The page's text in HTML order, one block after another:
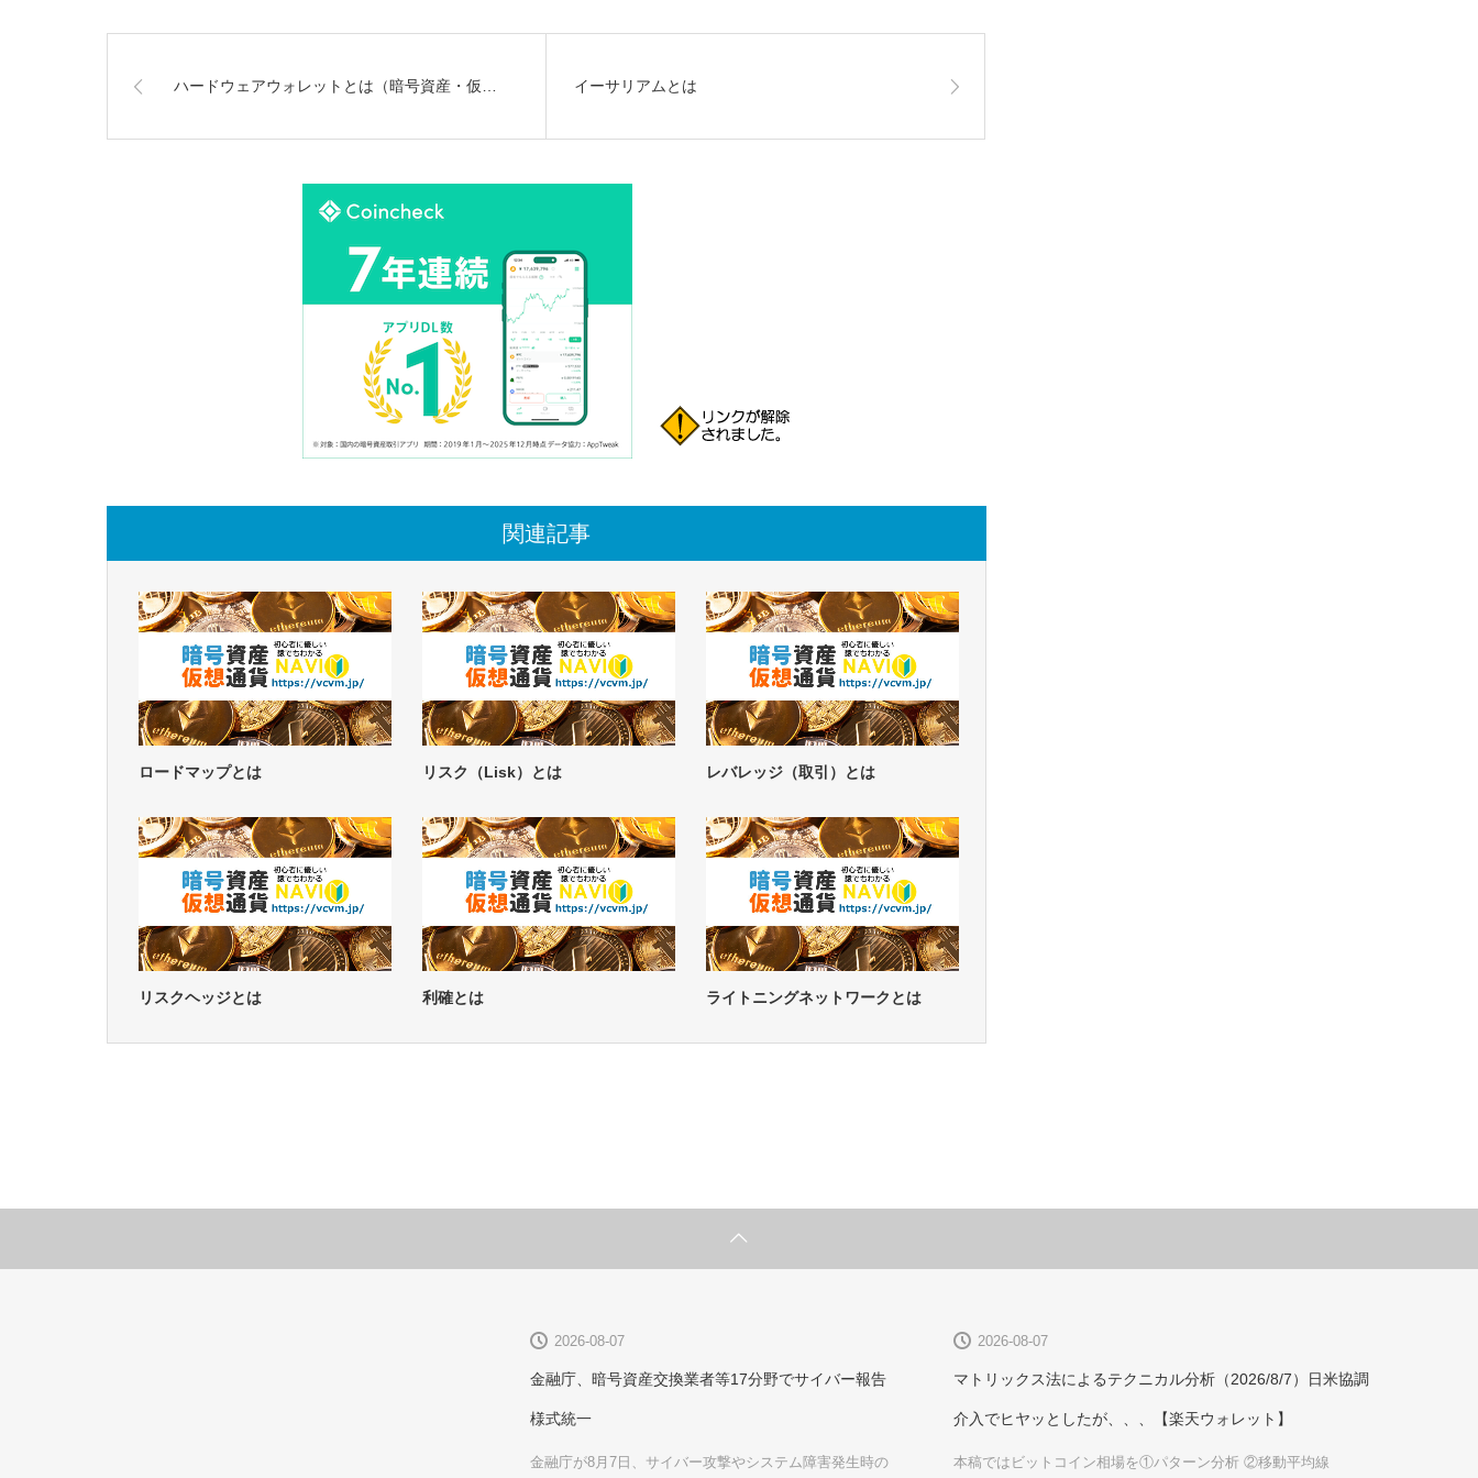
ハードウェアウォレットとは（暗号資産・仮… イーサリアムとは
関連記事
ロードマップとは リスク（Lisk）とは レバレッジ（取引）とは
リスクヘッジとは 利確とは ライトニングネットワークとは
金融庁、暗号資産交換業者等17分野でサイバー報告
様式統一
2026-08-07
金融庁が8月7日、サイバー攻撃やシステム障害発生時の
マトリックス法によるテクニカル分析（2026/8/7）日米協調
介入でヒヤッとしたが、、、【楽天ウォレット】
2026-08-07
本稿ではビットコイン相場を①パターン分析 ②移動平均線